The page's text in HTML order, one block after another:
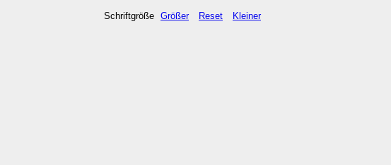
Schriftgröße Größer Reset Kleiner